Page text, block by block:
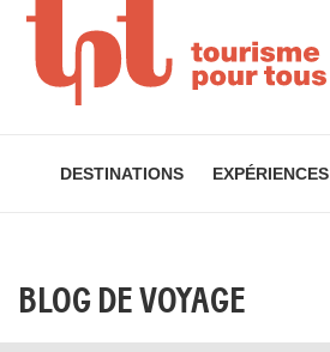
DESTINATIONS EXPÉRIENCES
BLOG DE VOYAGE